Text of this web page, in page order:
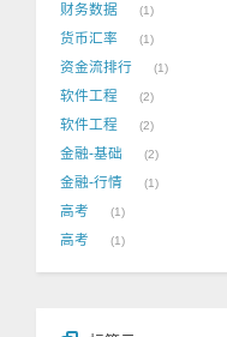
财务数据 1
货币汇率 1
资金流排行 1
软件工程 2
软件工程 2
金融-基础 2
金融-行情 1
高考 1
高考 1